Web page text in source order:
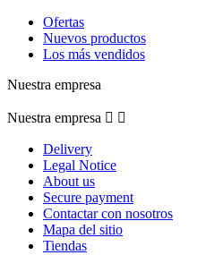
Ofertas
Nuevos productos
Los más vendidos
Nuestra empresa
Nuestra empresa  
Delivery
Legal Notice
About us
Secure payment
Contactar con nosotros
Mapa del sitio
Tiendas